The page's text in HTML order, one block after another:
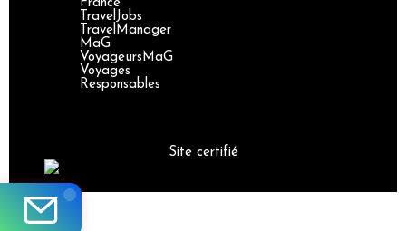
France
TravelJobs
TravelManager
MaG
VoyageursMaG
Voyages
Responsables
Site certifié